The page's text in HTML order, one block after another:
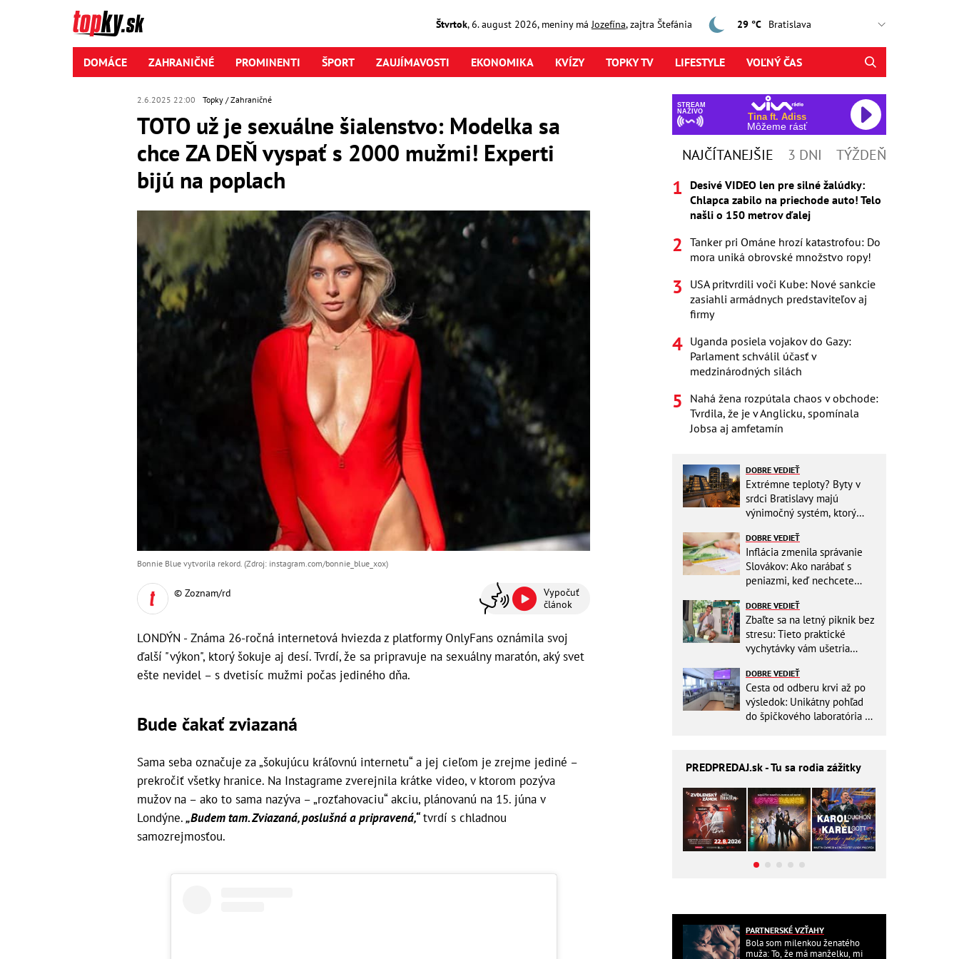
Štvrtok,6. august2026, meniny má Jozefína, zajtra Štefánia 29 °C
DOMÁCE ZAHRANIČNÉ PROMINENTI ŠPORT ZAUJÍMAVOSTI EKONOMIKA KVÍZY TOPKY TV LIFESTYLE VOĽNÝ ČAS
2.6.2025 22:00 Topky Zahraničné
TOTO už je sexuálne šialenstvo: Modelka sa
chce ZA DEŇ vyspať s 2000 mužmi! Experti
bijú na poplach
Bonnie Blue vytvorila rekord. (Zdroj: instagram.com/bonnie_blue_xox)
© Zoznam/rd
Vypočuť
článok
LONDÝN - Známa 26-ročná internetová hviezda z platformy OnlyFans oznámila svoj
ďalší "výkon", ktorý šokuje aj desí. Tvrdí, že sa pripravuje na sexuálny maratón, aký svet
ešte nevidel – s dvetisíc mužmi počas jediného dňa.
Bude čakať zviazaná
Sama seba označuje za „šokujúcu kráľovnú internetu“ a jej cieľom je zrejme jediné –
prekročiť všetky hranice. Na Instagrame zverejnila krátke video, v ktorom pozýva
mužov na – ako to sama nazýva – „rozťahovaciu“ akciu, plánovanú na 15. júna v
Londýne.„Budem tam. Zviazaná, poslušná a pripravená,“tvrdí s chladnou
samozrejmosťou.
STREAM
NAŽIVO
Tina ft. Adiss
Môžeme rásť
NAJČÍTANEJŠIE 3 DNI TÝŽDEŇ
Desivé VIDEO len pre silné žalúdky:
Chlapca zabilo na priechode auto! Telo
našli o 150 metrov ďalej
Tanker pri Ománe hrozí katastrofou: Do
mora uniká obrovské množstvo ropy!
USA pritvrdili voči Kube: Nové sankcie
zasiahli armádnych predstaviteľov aj
firmy
Uganda posiela vojakov do Gazy:
Parlament schválil účasť v
medzinárodných silách
Nahá žena rozpútala chaos v obchode:
Tvrdila, že je v Anglicku, spomínala
Jobsa aj amfetamín
DOBRE VEDIEŤ
Extrémne teploty? Byty v
srdci Bratislavy majú
výnimočný systém, ktorý
DOBRE VEDIEŤ
Inflácia zmenila správanie
Slovákov: Ako narábať s
peniazmi, keď nechcete
DOBRE VEDIEŤ
Zbaľte sa na letný piknik bez
stresu: Tieto praktické
vychytávky vám ušetria
DOBRE VEDIEŤ
Cesta od odberu krvi až po
výsledok: Unikátny pohľad
do špičkového laboratória na
PREDPREDAJ.sk - Tu sa rodia zážitky
PARTNERSKÉ VZŤAHY
Bola som milenkou ženatého
muža: To, že má manželku, mi